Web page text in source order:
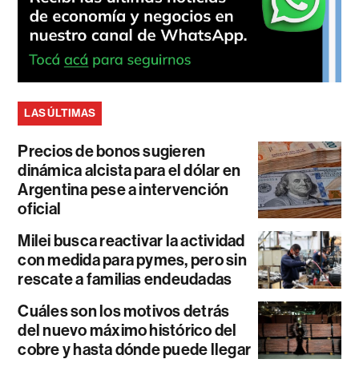
LAS ÚLTIMAS
Precios de bonos sugieren
dinámica alcista para el dólar en
Argentina pese a intervención
oficial
Milei busca reactivar la actividad
con medida para pymes, pero sin
rescate a familias endeudadas
Cuáles son los motivos detrás
del nuevo máximo histórico del
cobre y hasta dónde puede llegar